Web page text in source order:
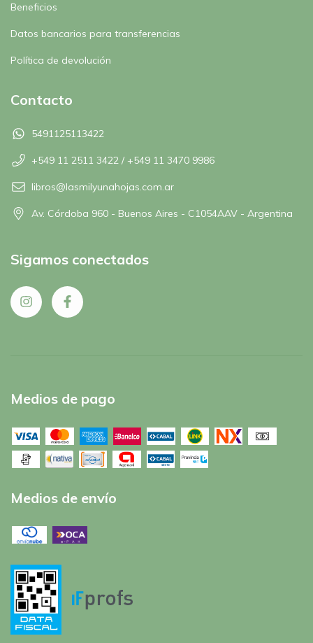
Beneficios
Datos bancarios para transferencias
Política de devolución
Contacto
5491125113422
+549 11 2511 3422 / +549 11 3470 9986
libros@lasmilyunahojas.com.ar
Av. Córdoba 960 - Buenos Aires - C1054AAV - Argentina
Sigamos conectados
Medios de pago
Medios de envío